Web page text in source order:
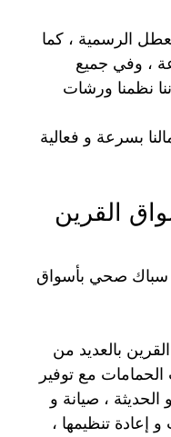
الرسمية ، كما
على مدار 24 ساعة ، وفي جميع
نظمنا ورشات
بسرعة و فعالية
القرين
سباك صحي بأسواق
بالعديد من
الحمامات مع توفير
، صيانة و
إعادة تنظيمها ،